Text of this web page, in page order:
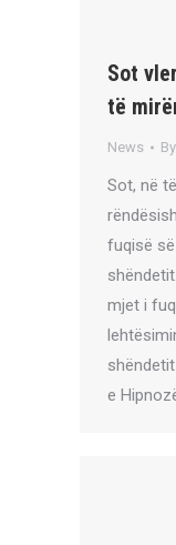
Sot
të
News By
Sot, në
fuqisë
mjet i
e